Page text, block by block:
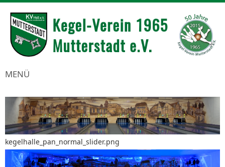
MENÜ
kegelhalle_pan_normal_slider.png